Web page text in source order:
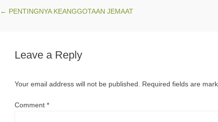
Post navigation
← PENTINGNYA KEANGGOTAAN JEMAAT
Leave a Reply
Your email address will not be published. Required fields are
Comment *